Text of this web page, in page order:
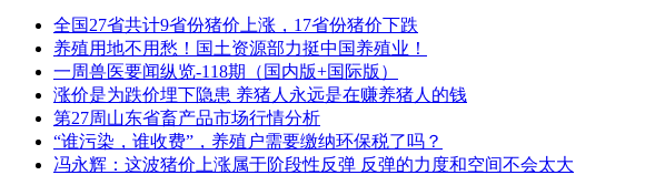
全国27省共计9省份猪价上涨，17省份猪价下跌
养殖用地不用愁！国土资源部力挺中国养殖业！
一周兽医要闻纵览-118期（国内版+国际版）
涨价是为跌价埋下隐患 养猪人永远是在赚养猪人的钱
第27周山东省畜产品市场行情分析
“谁污染，谁收费”，养殖户需要缴纳环保税了吗？
冯永辉：这波猪价上涨属于阶段性反弹 反弹的力度和空间不会太大